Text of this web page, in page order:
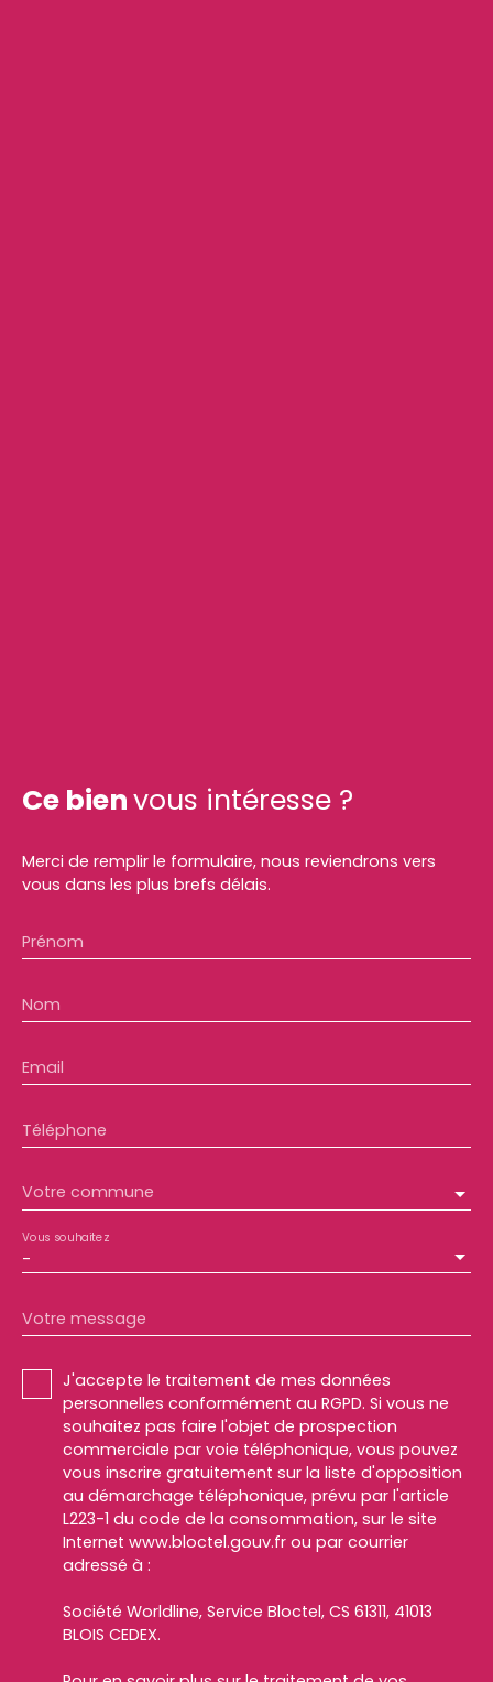
Ce bienvous intéresse ?
Merci de remplir le formulaire, nous reviendrons vers
vous dans les plus brefs délais.
Prénom
Nom
Email
Téléphone
Votre commune
-
Vous souhaitez
Votre message
J'accepte le traitement de mes données
personnelles conformément au RGPD. Si vous ne
souhaitez pas faire l'objet de prospection
commerciale par voie téléphonique, vous pouvez
vous inscrire gratuitement sur la liste d'opposition
au démarchage téléphonique, prévu par l'article
L223-1 du code de la consommation, sur le site
Internet www.bloctel.gouv.fr ou par courrier
adressé à :
Société Worldline, Service Bloctel, CS 61311, 41013
BLOIS CEDEX.